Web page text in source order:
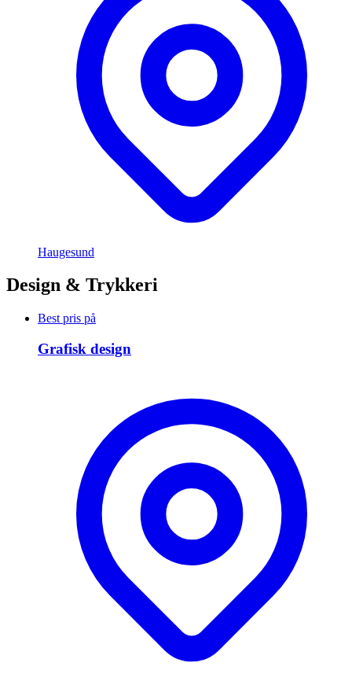
Haugesund
Design & Trykkeri
Best pris på
Grafisk design